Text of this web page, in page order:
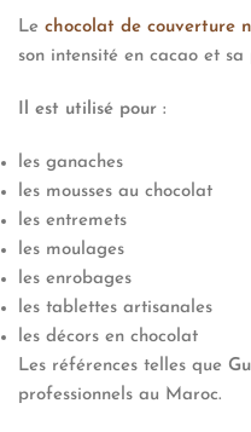
Le chocolat de couverture
son intensité en cacao et sa
Il est utilisé pour :
les ganaches
les mousses au chocolat
les entremets
les moulages
les enrobages
les tablettes artisanales
les décors en chocolat
Les références telles que
professionnels au Maroc.